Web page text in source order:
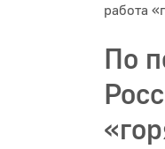
работа
По